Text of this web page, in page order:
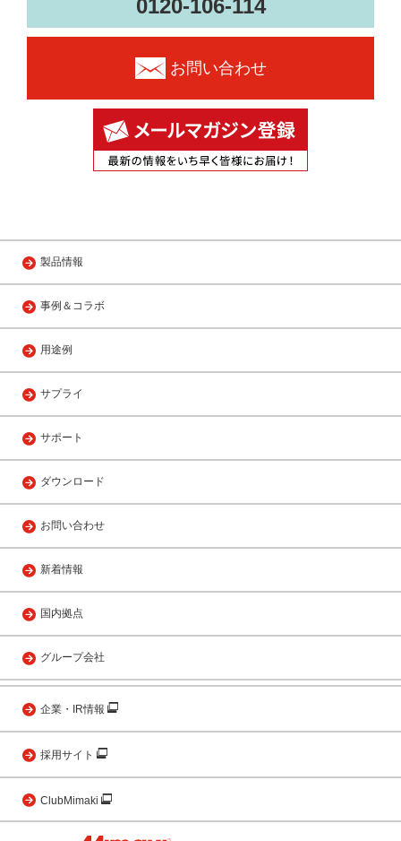
0120-106-114
お問い合わせ
製品情報
事例＆コラボ
用途例
サプライ
サポート
ダウンロード
お問い合わせ
新着情報
国内拠点
グループ会社
企業・IR情報
採用サイト
ClubMimaki